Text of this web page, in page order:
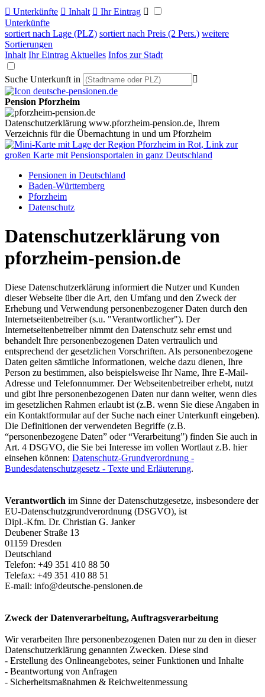
 Unterkünfte  Inhalt  Ihr Eintrag 
Unterkünfte
sortiert nach Lage (PLZ) sortiert nach Preis (2 Pers.) weitere
Sortierungen
Inhalt Ihr Eintrag Aktuelles Infos zur Stadt
Suche Unterkunft in 
Pension Pforzheim
Datenschutzerklärung www.pforzheim-pension.de, Ihrem
Verzeichnis für die Übernachtung in und um Pforzheim
Pensionen in Deutschland
Baden-Württemberg
Pforzheim
Datenschutz
Datenschutzerklärung von
pforzheim-pension.de
Diese Datenschutzerklärung informiert die Nutzer und Kunden
dieser Webseite über die Art, den Umfang und den Zweck der
Erhebung und Verwendung personenbezogener Daten durch den
Internetseitenbetreiber (s.u. "Verantwortlicher"). Der
Internetseitenbetreiber nimmt den Datenschutz sehr ernst und
behandelt Ihre personenbezogenen Daten vertraulich und
entsprechend der gesetzlichen Vorschriften. Als personenbezogene
Daten gelten sämtliche Informationen, welche dazu dienen, Ihre
Person zu bestimmen, also beispielsweise Ihr Name, Ihre E-Mail-
Adresse und Telefonnummer. Der Webseitenbetreiber erhebt, nutzt
und gibt Ihre personenbezogenen Daten nur dann weiter, wenn dies
im gesetzlichen Rahmen erlaubt ist (z.B. wenn Sie diese Angaben in
ein Kontaktformular auf der Suche nach einer Unterkunft eingeben).
Die Definitionen der verwendeten Begriffe (z.B.
“personenbezogene Daten” oder “Verarbeitung”) finden Sie auch in
Art. 4 DSGVO, die Sie bei Interesse im vollen Wortlaut z.B. hier
einsehen können: Datenschutz-Grundverordnung -
Bundesdatenschutzgesetz - Texte und Erläuterung.
Verantwortlich im Sinne der Datenschutzgesetze, insbesondere der
EU-Datenschutzgrundverordnung (DSGVO), ist
Dipl.-Kfm. Dr. Christian G. Janker
Deubener Straße 13
01159 Dresden
Deutschland
Telefon: +49 351 410 88 50
Telefax: +49 351 410 88 51
E-mail: info@deutsche-pensionen.de
Zweck der Datenverarbeitung, Auftragsverarbeitung
Wir verarbeiten Ihre personenbezogenen Daten nur zu den in dieser
Datenschutzerklärung genannten Zwecken. Diese sind
- Erstellung des Onlineangebotes, seiner Funktionen und Inhalte
- Beantwortung von Anfragen
- Sicherheitsmaßnahmen & Reichweitenmessung